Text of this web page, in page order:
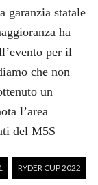
garanzia statale
ha
per il
che non
un
l’area
del M5S
RYDER CUP 2022